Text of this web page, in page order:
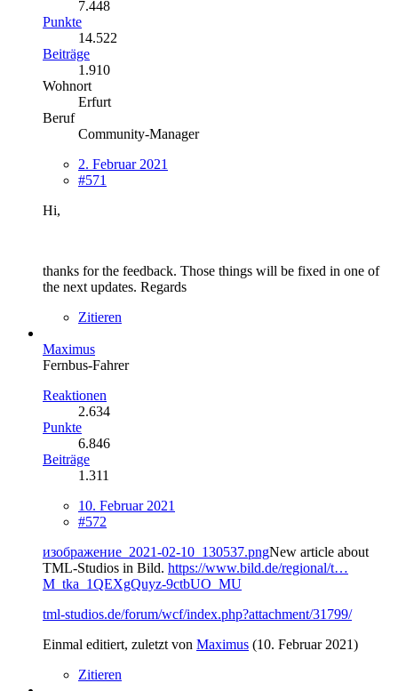
7.448
Punkte
14.522
Beiträge
1.910
Wohnort
Erfurt
Beruf
Community-Manager
2. Februar 2021
#571
Hi,
thanks for the feedback. Those things will be fixed in one of
the next updates. Regards
Zitieren
Maximus
Fernbus-Fahrer
Reaktionen
2.634
Punkte
6.846
Beiträge
1.311
10. Februar 2021
#572
изображение_2021-02-10_130537.pngNew article about
TML-Studios in Bild. https://www.bild.de/regional/t…
M_tka_1QEXgQuyz-9ctbUO_MU
tml-studios.de/forum/wcf/index.php?attachment/31799/
Einmal editiert, zuletzt von Maximus (10. Februar 2021)
Zitieren